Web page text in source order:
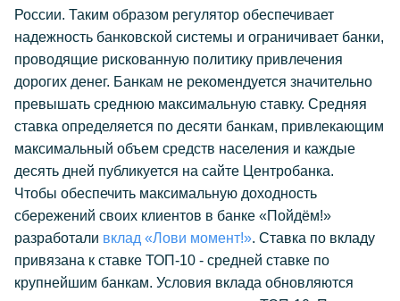
России. Таким образом регулятор обеспечивает
надежность банковской системы и ограничивает банки,
проводящие рискованную политику привлечения
дорогих денег. Банкам не рекомендуется значительно
превышать среднюю максимальную ставку. Средняя
ставка определяется по десяти банкам, привлекающим
максимальный объем средств населения и каждые
десять дней публикуется на сайте Центробанка.
Чтобы обеспечить максимальную доходность
сбережений своих клиентов в банке «Пойдём!»
разработали вклад «Лови момент!». Ставка по вкладу
привязана к ставке ТОП-10 - средней ставке по
крупнейшим банкам. Условия вклада обновляются